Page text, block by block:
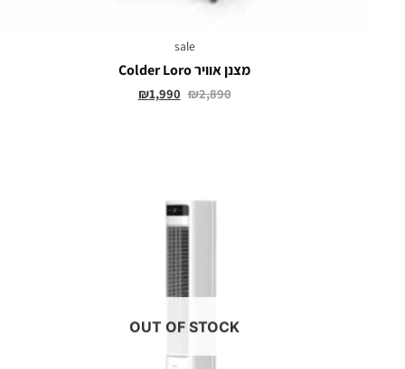
sale
מצנן אוויר Colder Loro
₪2,890
₪1,990
OUT OF STOCK